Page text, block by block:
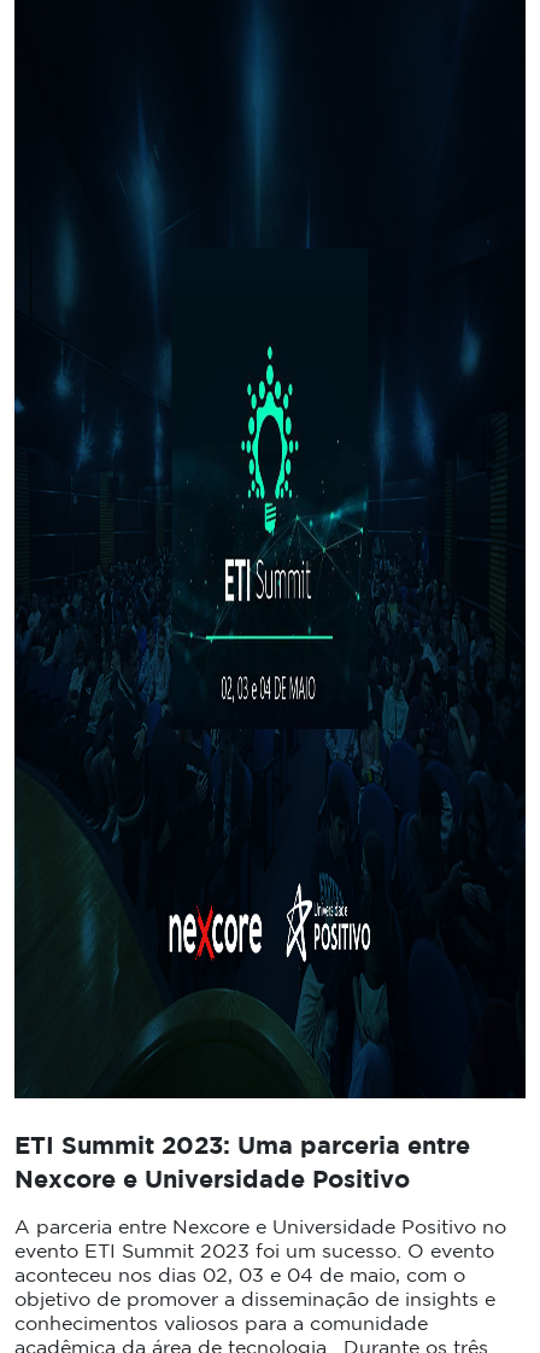
ETI Summit 2023: Uma parceria entre
Nexcore e Universidade Positivo
A parceria entre Nexcore e Universidade Positivo no
evento ETI Summit 2023 foi um sucesso. O evento
aconteceu nos dias 02, 03 e 04 de maio, com o
objetivo de promover a disseminação de insights e
conhecimentos valiosos para a comunidade
acadêmica da área de tecnologia. Durante os três